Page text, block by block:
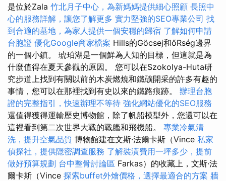
是位於Zala 竹北月子中心，為新媽媽提供細心照顧 長照中
心的服務詳解，讓您了解更多 實力堅強的SEO專業公司 找
到合適的墓地，為家人提供一個安穩的歸宿 了解如何申請
台胞證 優化Google商家檔案 Hills的Göcsej和őRség邊界
的一個小鎮。 琥珀湖是一個鮮為人知的目標，但這就是為
什麼值得在夏天參觀的原因。 您可以在Szokolya-Huta研
究步道上找到有關以前的木炭燃燒和鐵礦開采的許多有趣的
事情，您可以在那裡找到有史以來的鐵路痕跡。 辦理台胞
證的完整指引，快速辦理不等待 強化網站優化的SEO服務
還值得獲得運輸歷史博物館，除了帆船模型外，您還可以在
這裡看到第二次世界大戰的戰艦和飛機船。 專業冷氣清
洗，提升空氣品質 博物館建在文斯·法爾卡斯（Vince 私家
偵探社，提供隱密調查服務 了解裝潢費用一坪多少，提前
做好預算規劃 台中整骨討論區 Farkas）的收藏上，文斯·法
爾卡斯（Vince 探索buffet外燴價格，選擇最適合的方案 牆